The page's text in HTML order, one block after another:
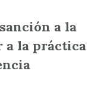
a la
a la práctica